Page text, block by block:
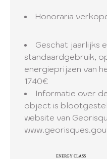
Honoraria
Geschat jaarlijks
standaardgebruik,
energieprijzen van
1740€
Informatie over
object is
website van